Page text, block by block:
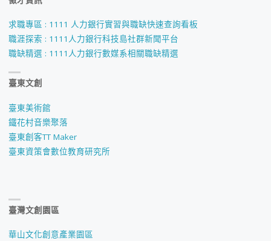
求職專區 : 1111 人力銀行實習與職缺快速查詢看板
職涯探索 : 1111人力銀行科技島社群新聞平台
職缺精選 : 1111人力銀行數媒系相關職缺精選
臺東文創
臺東美術館
鐵花村音樂聚落
臺東創客TT Maker
臺東資策會數位教育研究所
臺灣文創園區
華山文化創意產業園區